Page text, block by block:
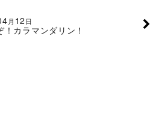
月 12 日
！カラマンダリン！